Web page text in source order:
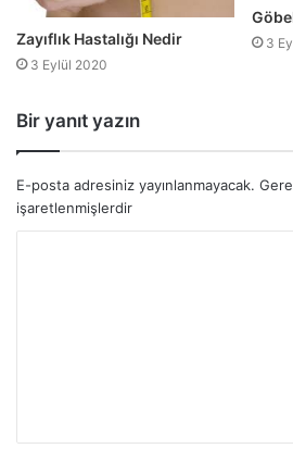
Zayıflık Hastalığı Nedir
3 Eylül 2020
3
Bir yanıt yazın
E-posta adresiniz yayınlanmayacak.
işaretlenmişlerdir